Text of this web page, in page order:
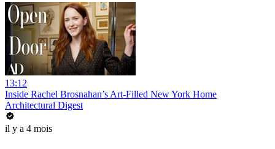
13:12
Inside Rachel Brosnahan’s Art-Filled New York Home
Architectural Digest
il y a 4 mois